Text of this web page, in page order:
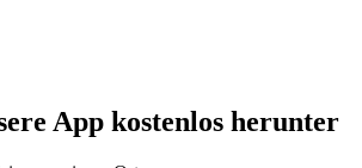
App kostenlos herunter